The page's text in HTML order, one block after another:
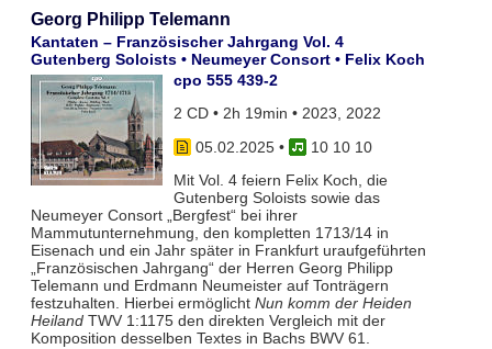
Georg Philipp Telemann
Kantaten – Französischer Jahrgang Vol. 4
Gutenberg Soloists • Neumeyer Consort • Felix Koch
cpo 555 439-2
2 CD • 2h 19min • 2023, 2022
05.02.2025•
10 10 10
Mit Vol. 4 feiern Felix Koch, die
Gutenberg Soloists sowie das
Neumeyer Consort „Bergfest“ bei ihrer
Mammutunternehmung, den kompletten 1713/14 in
Eisenach und ein Jahr später in Frankfurt uraufgeführten
„Französischen Jahrgang“ der Herren Georg Philipp
Telemann und Erdmann Neumeister auf Tonträgern
festzuhalten. Hierbei ermöglicht Nun komm der Heiden
HeilandTWV 1:1175 den direkten Vergleich mit der
Komposition desselben Textes in Bachs BWV 61.